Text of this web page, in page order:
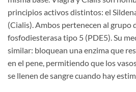
principios activos distintos: el
(Cialis). Ambos pertenecen al grupo
fosfodiesterasa tipo 5 (PDE5). Su
similar: bloquean una enzima que
en el pene, permitiendo que los
se llenen de sangre cuando hay